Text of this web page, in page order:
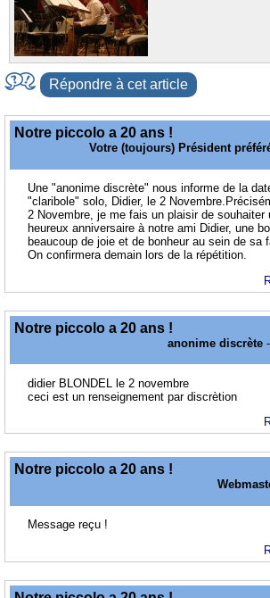
Répondre à cet article
Notre piccolo a 20 ans !
Votre (toujours) Président
Une "anonime discrète" nous informe de la
"claribole" solo, Didier, le 2
2 Novembre, je me fais un plaisir de souhaiter
heureux anniversaire à notre ami Didier, une
beaucoup de joie et de bonheur au sein de sa
On confirmera demain lors de la répétition.
Notre piccolo a 20 ans !
anonime discrète
didier BLONDEL le 2 novembre
ceci est un renseignement par discrètion
Notre piccolo a 20 ans !
Message reçu !